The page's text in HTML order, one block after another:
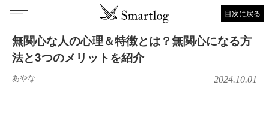
目次に戻る
無関心な人の心理＆特徴とは？無関心になる方
法と3つのメリットを紹介
あやな 2024.10.01